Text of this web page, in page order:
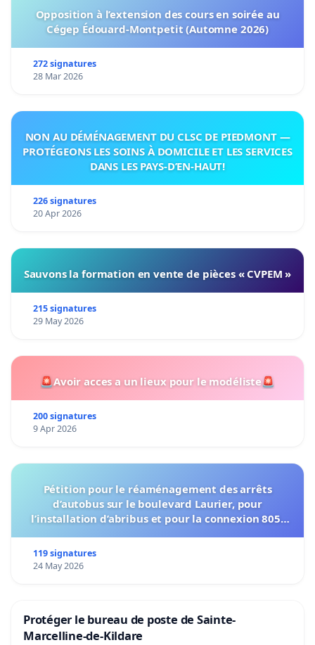
Opposition à l’extension des cours en soirée au
Cégep Édouard-Montpetit (Automne 2026)
272 signatures
28 Mar 2026
NON AU DÉMÉNAGEMENT DU CLSC DE PIEDMONT —
PROTÉGEONS LES SOINS À DOMICILE ET LES SERVICES
DANS LES PAYS-D’EN-HAUT!
226 signatures
20 Apr 2026
Sauvons la formation en vente de pièces « CVPEM »
215 signatures
29 May 2026
🚨Avoir acces a un lieux pour le modéliste🚨
200 signatures
9 Apr 2026
Pétition pour le réaménagement des arrêts
d’autobus sur le boulevard Laurier, pour
l’installation d’abribus et pour la connexion 805-
119 signatures
24 May 2026
Protéger le bureau de poste de Sainte-
Marcelline-de-Kildare